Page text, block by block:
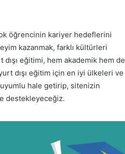
öğrencinin kariyer hedeflerini
kazanmak, farklı kültürleri
eğitimi, hem akademik hem de
dışı eğitim için en iyi ülkeleri ve
uyumlu hale getirip, sitenizin
destekleyeceğiz.